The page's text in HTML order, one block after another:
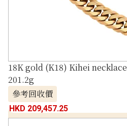
18K gold (K18) Kihei necklace
201.2g
參考回收價
HKD 209,457.25